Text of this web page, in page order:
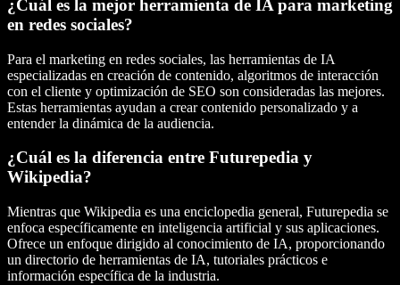
¿Cuál es la mejor herramienta de IA para marketing
en redes sociales?
Para el marketing en redes sociales, las herramientas de IA
especializadas en creación de contenido, algoritmos de interacción
con el cliente y optimización de SEO son consideradas las mejores.
Estas herramientas ayudan a crear contenido personalizado y a
entender la dinámica de la audiencia.
¿Cuál es la diferencia entre Futurepedia y
Wikipedia?
Mientras que Wikipedia es una enciclopedia general, Futurepedia se
enfoca específicamente en inteligencia artificial y sus aplicaciones.
Ofrece un enfoque dirigido al conocimiento de IA, proporcionando
un directorio de herramientas de IA, tutoriales prácticos e
información específica de la industria.